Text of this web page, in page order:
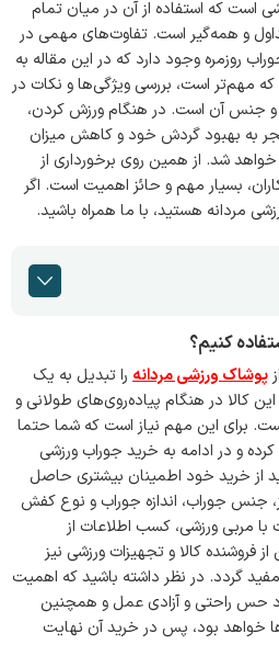
است که استفاده از آن در میان تمام
و همه‌گیر است. تفاوت‌های مهمی در
روزمره وجود دارد که در این مقاله به
مهم‌تر است، بررسی ویژگی‌ها و نکات در
و جنس آن است. در هنگام ورزش کردن،
به بهبود گردش خود و کاهش میزان
شد. از همین روی برخورداری از
بسیار مهم و حائز اهمیت است. اگر
مردانه هستید، با ما همراه باشید.
کنیم؟
پوشاک ورزشی مردانه را تبدیل به یک
کالا در هنگام پیاده‌روی‌های طولانی و
برای این مهم نیاز است که شما حتما
و در ادامه به خرید جوراب ورزشی
از خرید خود اطمینان بیشتری حاصل
جنس جوراب، اندازه جوراب و نوع کفش
مربی ورزشی، کسب اطلاعات از
فروشنده کالا و تجهیزات ورزشی نیز
گردد. در نظر داشته باشید که اهمیت
حس راحتی و آزادی عمل و همچنین
خواهد بود، پس در خرید آن نهایت